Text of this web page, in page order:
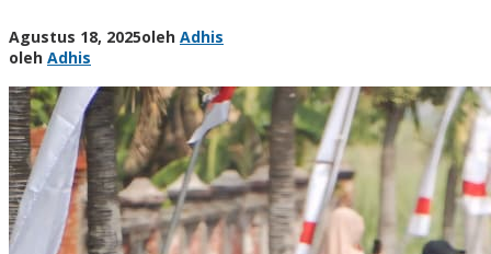
Agustus 18, 2025oleh Adhis
oleh Adhis